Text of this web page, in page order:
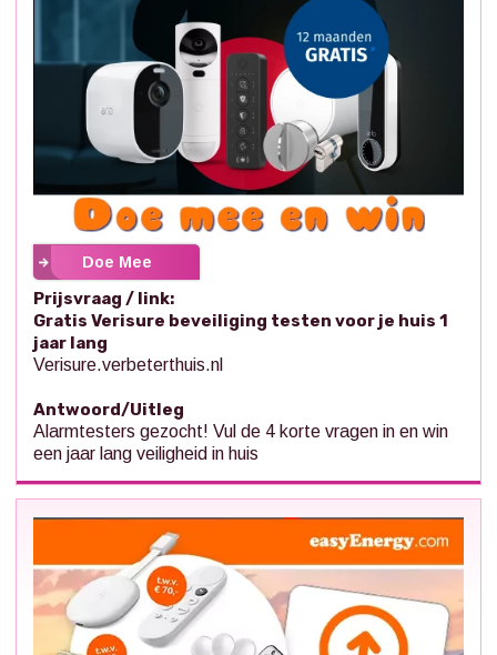
Doe Mee
Prijsvraag / link:
Gratis Verisure beveiliging testen voor je huis 1
jaar lang
Verisure.verbeterthuis.nl
Antwoord/Uitleg
Alarmtesters gezocht! Vul de 4 korte vragen in en win
een jaar lang veiligheid in huis